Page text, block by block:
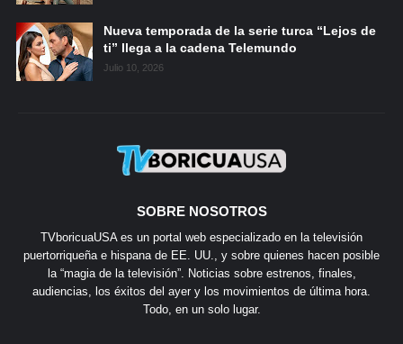
Nueva temporada de la serie turca “Lejos de
ti” llega a la cadena Telemundo
Julio 10, 2026
SOBRE NOSOTROS
TVboricuaUSA es un portal web especializado en la televisión
puertorriqueña e hispana de EE. UU., y sobre quienes hacen posible
la “magia de la televisión”. Noticias sobre estrenos, finales,
audiencias, los éxitos del ayer y los movimientos de última hora.
Todo, en un solo lugar.